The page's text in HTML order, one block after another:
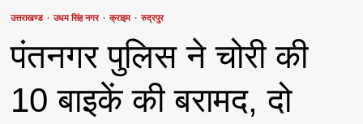
उत्तराखण्ड उधम सिंह नगर क्राइम रुद्रपुर
पंतनगर पुलिस ने चोरी की
10 बाइकें की बरामद, दो